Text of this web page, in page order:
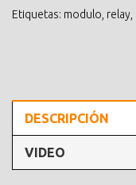
Etiquetas: modulo relay
DESCRIPCIÓN
VIDEO